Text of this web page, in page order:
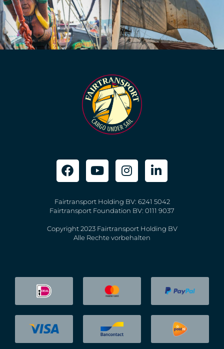
Fairtransport Holding BV: 6241 5042
Fairtransport Foundation BV: 0111 9037
Copyright 2023 Fairtransport Holding BV
Alle Rechte vorbehalten